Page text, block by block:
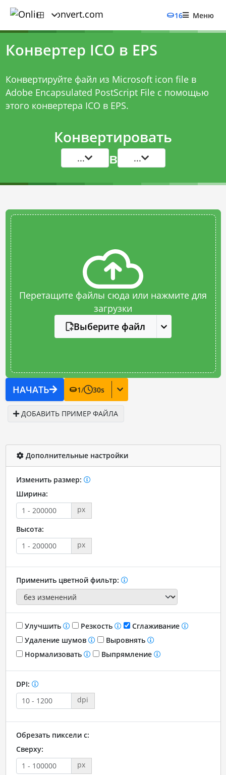
16 Меню
Конвертер ICO в EPS
Конвертируйте файл из Microsoft icon file в
Adobe Encapsulated PostScript File с помощью
этого конвертера ICO в EPS.
Конвертировать
... в ...
Перетащите файлы сюда или нажмите для
загрузки
Выберите файл
НАЧАТЬ 1/ 30s
ДОБАВИТЬ ПРИМЕР ФАЙЛА
Дополнительные настройки
Изменить размер:
Ширина:
px
Высота:
px
Применить цветной фильтр:
Улучшить Резкость
Сглаживание
Удаление шумов
Выровнять
Нормализовать
Выпрямление
DPI:
dpi
Обрезать пиксели с:
Сверху:
px